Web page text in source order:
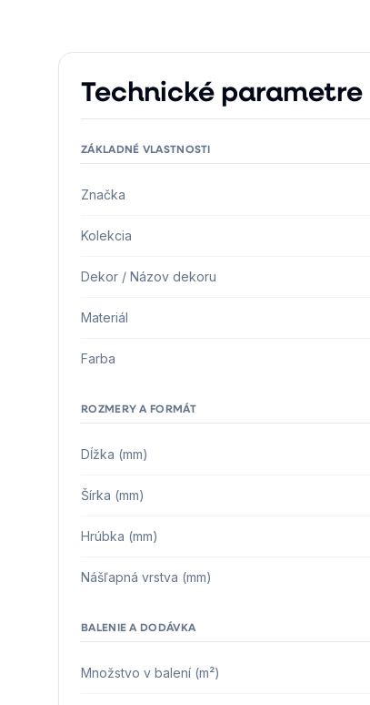
Technické parametre
ZÁKLADNÉ VLASTNOSTI
Značka
Kolekcia
Dekor / Názov dekoru
Materiál
Farba
ROZMERY A FORMÁT
Dĺžka (mm)
Šírka (mm)
Hrúbka (mm)
Nášľapná vrstva (mm)
BALENIE A DODÁVKA
Množstvo v balení (m²)